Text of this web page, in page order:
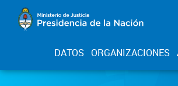
DATOS ORGANIZACIONES